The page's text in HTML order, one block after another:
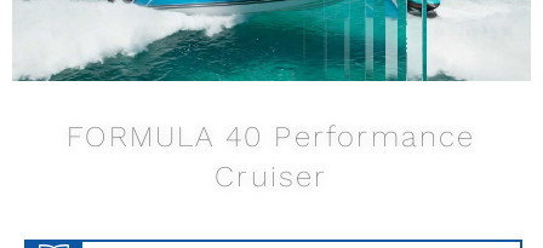
FORMULA 40 Performance
Cruiser